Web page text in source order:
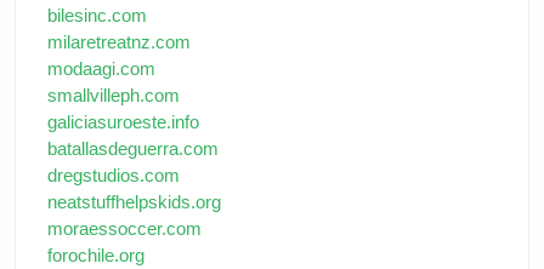
bilesinc.com
milaretreatnz.com
modaagi.com
smallvilleph.com
galiciasuroeste.info
batallasdeguerra.com
dregstudios.com
neatstuffhelpskids.org
moraessoccer.com
forochile.org